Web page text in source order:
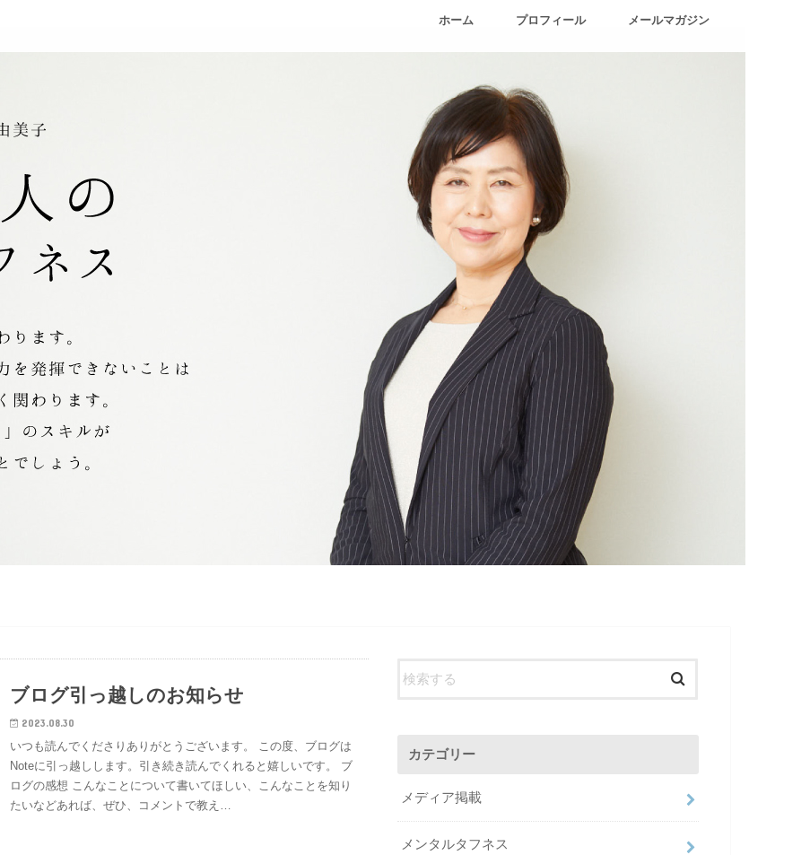
ホーム プロフィール メールマガジン
ブログ引っ越しのお知らせ
2023.08.30
いつも読んでくださりありがとうございます。 この度、ブログは
Noteに引っ越しします。引き続き読んでくれると嬉しいです。 ブ
ログの感想 こんなことについて書いてほしい、こんなことを知り
たいなどあれば、ぜひ、コメントで教え…
カテゴリー
メディア掲載
メンタルタフネス